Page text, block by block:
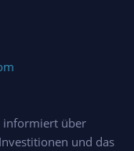
informiert über
und das